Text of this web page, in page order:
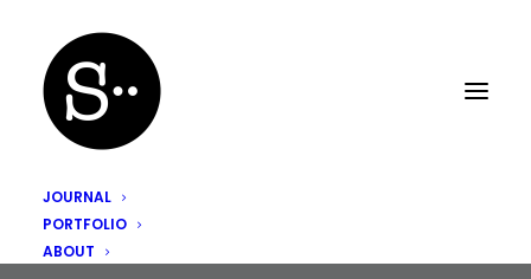
JOURNAL
PORTFOLIO
ABOUT